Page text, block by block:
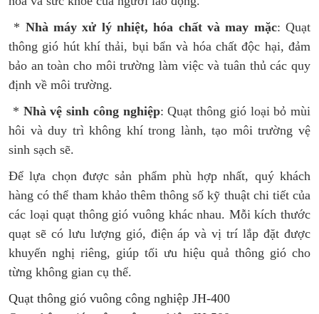
* Nhà máy xử lý nhiệt, hóa chất và may mặc: Quạt
thông gió hút khí thải, bụi bẩn và hóa chất độc hại, đảm
bảo an toàn cho môi trường làm việc và tuân thủ các quy
định về môi trường.
* Nhà vệ sinh công nghiệp: Quạt thông gió loại bỏ mùi
hôi và duy trì không khí trong lành, tạo môi trường vệ
sinh sạch sẽ.
Để lựa chọn được sản phẩm phù hợp nhất, quý khách
hàng có thể tham khảo thêm thông số kỹ thuật chi tiết của
các loại quạt thông gió vuông khác nhau. Mỗi kích thước
quạt sẽ có lưu lượng gió, điện áp và vị trí lắp đặt được
khuyến nghị riêng, giúp tối ưu hiệu quả thông gió cho
từng không gian cụ thể.
Quạt thông gió vuông công nghiệp JH-400